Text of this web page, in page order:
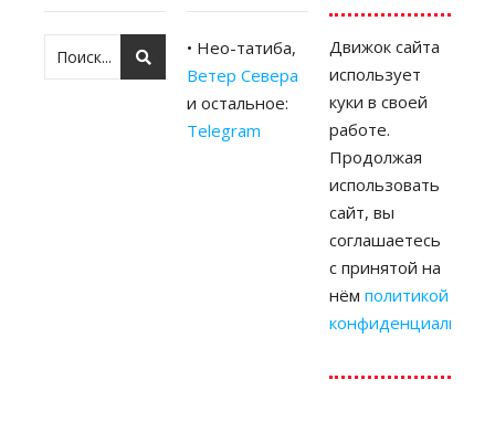
• Нео-татиба,
Ветер Севера
и остальное:
Telegram
Движок сайта
использует
куки в своей
работе.
Продолжая
использовать
сайт, вы
соглашаетесь
с принятой на
нём политикой